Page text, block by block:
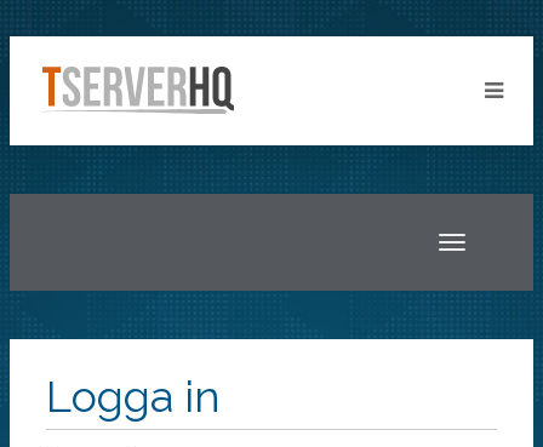
Toggle
Logga in